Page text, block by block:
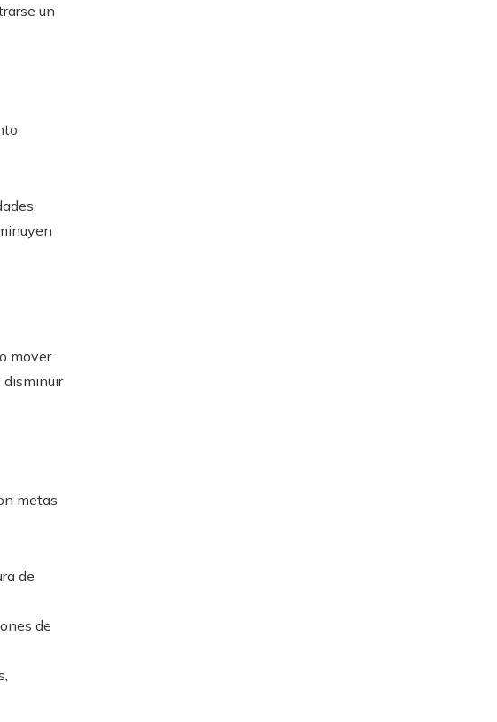
un
mover
disminuir
metas
de
de